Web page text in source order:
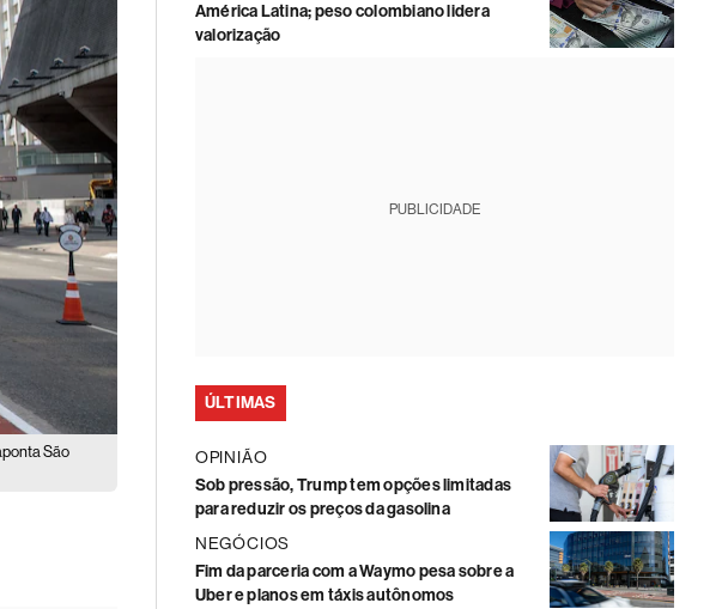
São
América Latina; peso colombiano lidera
valorização
PUBLICIDADE
ÚLTIMAS
OPINIÃO
Sob pressão, Trump tem opções limitadas
para reduzir os preços da gasolina
NEGÓCIOS
Fim da parceria com a Waymo pesa sobre a
Uber e planos em táxis autônomos